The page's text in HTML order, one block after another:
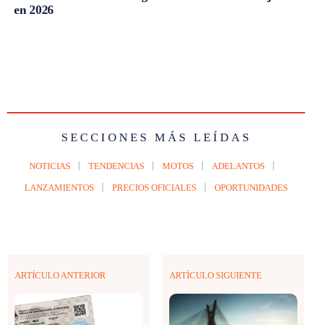
en 2026
SECCIONES MÁS LEÍDAS
NOTICIAS TENDENCIAS MOTOS ADELANTOS
LANZAMIENTOS PRECIOS OFICIALES OPORTUNIDADES
ARTÍCULO ANTERIOR ARTÍCULO SIGUIENTE